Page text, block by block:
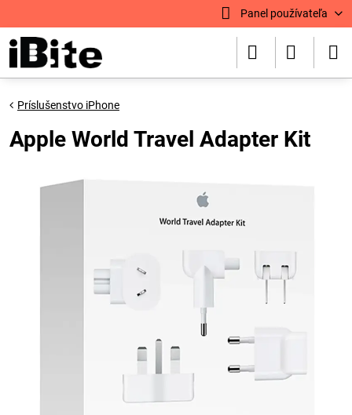
Panel používateľa
Príslušenstvo iPhone
Apple World Travel Adapter Kit